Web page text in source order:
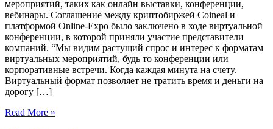
мероприятий, таких как онлайн выставки, конференции,
вебинары. Соглашение между криптобиржей Coineal и
платформой Online-Expo было заключено в ходе виртуальной
конференции, в которой приняли участие представители
компаний. “Мы видим растущий спрос и интерес к форматам
виртуальных мероприятий, будь то конференции или
корпоративные встречи. Когда каждая минута на счету.
Виртуальный формат позволяет не тратить время и деньги на
дорогу […]
Read More »